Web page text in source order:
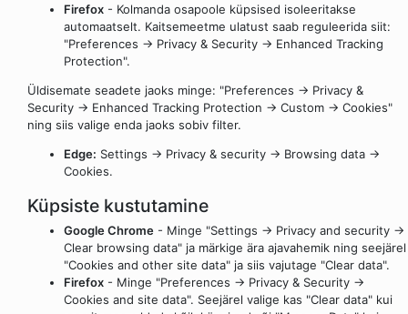
Firefox - Kolmanda osapoole küpsised isoleeritakse
automaatselt. Kaitsemeetme ulatust saab reguleerida siit:
"Preferences -> Privacy & Security -> Enhanced Tracking
Protection".
Üldisemate seadete jaoks minge: "Preferences -> Privacy &
Security -> Enhanced Tracking Protection -> Custom -> Cookies"
ning siis valige enda jaoks sobiv filter.
Edge: Settings -> Privacy & security -> Browsing data ->
Cookies.
Küpsiste kustutamine
Google Chrome - Minge "Settings -> Privacy and security ->
Clear browsing data" ja märkige ära ajavahemik ning seejärel
"Cookies and other site data" ja siis vajutage "Clear data".
Firefox - Minge "Preferences -> Privacy & Security ->
Cookies and site data". Seejärel valige kas "Clear data" kui